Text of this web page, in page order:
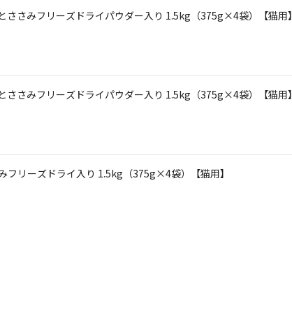
さみフリーズドライパウダー入り 1.5kg（375g×4袋）【猫用】
さみフリーズドライパウダー入り 1.5kg（375g×4袋）【猫用】
フリーズドライ入り 1.5kg（375g×4袋）【猫用】